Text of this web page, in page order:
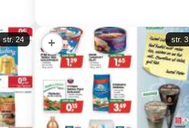
str. 24 + str. 3